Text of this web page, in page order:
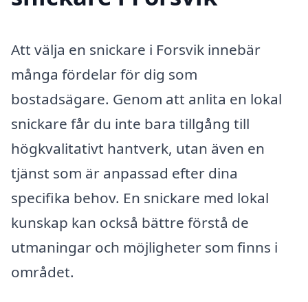
Att välja en snickare i Forsvik innebär
många fördelar för dig som
bostadsägare. Genom att anlita en lokal
snickare får du inte bara tillgång till
högkvalitativt hantverk, utan även en
tjänst som är anpassad efter dina
specifika behov. En snickare med lokal
kunskap kan också bättre förstå de
utmaningar och möjligheter som finns i
området.